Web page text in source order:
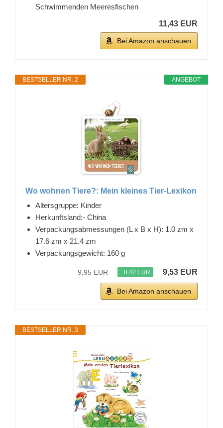
Schwimmenden Meeresfischen
11,43 EUR
Bei Amazon anschauen
ANGEBOT
BESTSELLER NR. 2
Wo wohnen Tiere?: Mein kleines Tier-Lexikon
Altersgruppe: Kinder
Herkunftsland:- China
Verpackungsabmessungen (L x B x H): 1.0 zm x
17.6 zm x 21.4 zm
Verpackungsgewicht: 160 g
9,95 EUR −0,42 EUR 9,53 EUR
Bei Amazon anschauen
BESTSELLER NR. 3